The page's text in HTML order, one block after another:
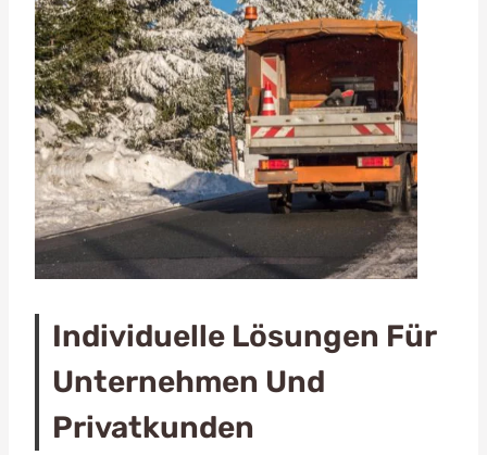
Individuelle Lösungen Für
Unternehmen Und
Privatkunden